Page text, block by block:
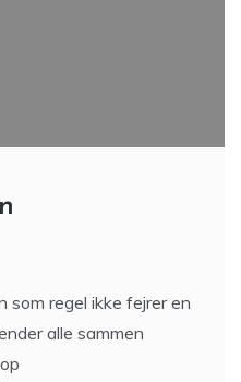
som regel ikke fejrer en
alle sammen